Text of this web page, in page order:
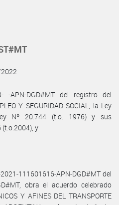
-APN-DGD#MT del registro del
Y SEGURIDAD SOCIAL, la Ley
Nº 20.744 (t.o. 1976) y sus
y
111601616-APN-DGD#MT del
obra el acuerdo celebrado
Y AFINES DEL TRANSPORTE